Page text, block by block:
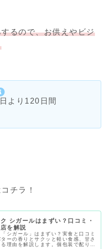
するので、お供えやビジ
より120日間
チラ！
シガールはまずい？口コミ・
を解説
シガール」はまずい？実食と口コミ
ーの香りとサクッと軽い食感、甘さ
理由を解説します。個包装で配りや